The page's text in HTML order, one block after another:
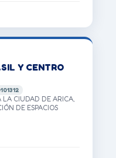
Y CENTRO
LA CIUDAD DE ARICA,
DE ESPACIOS
Y VISITANTES